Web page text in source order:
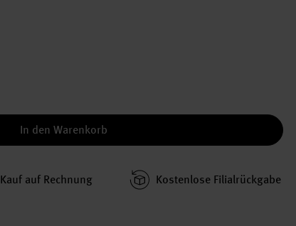
In den Warenkorb
Kauf auf Rechnung Kosten­lose Filial­rückgabe